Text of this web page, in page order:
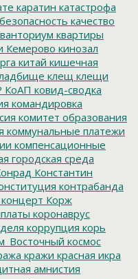
каратин катастрофа
качество
квартиры
Кемерово кинозал
китай кишечная
клещ клещи
КоАП ковид-сводка
командировка
комитет образования
коммунальные платежи
компенсационные
городская среда
Константин
контрабанда
концерт Корж
коронаврус
коррупция корь
космос
кражи красная икра
амнистия